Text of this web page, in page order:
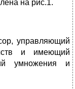
на рис.1.
управляющий
и имеющий
умножения и